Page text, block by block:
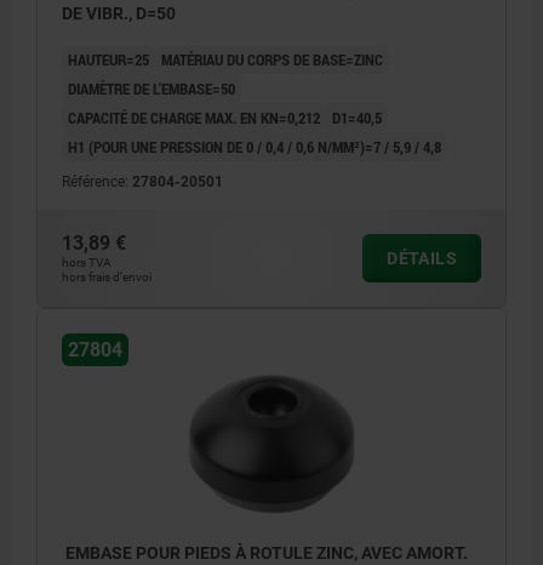
DE VIBR., D=50
HAUTEUR=25
MATÉRIAU DU CORPS DE BASE=ZINC
DIAMÈTRE DE L'EMBASE=50
CAPACITÉ DE CHARGE MAX. EN KN=0,212
D1=40,5
H1 (POUR UNE PRESSION DE 0 / 0,4 / 0,6 N/MM²)=7 / 5,9 / 4,8
Référence: 27804-20501
13,89 €
hors TVA
hors frais d’envoi
DÉTAILS
27804
EMBASE POUR PIEDS À ROTULE ZINC, AVEC AMORT.